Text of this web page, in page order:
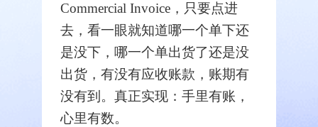
Commercial Invoice，只要点进
去，看一眼就知道哪一个单下还
是没下，哪一个单出货了还是没
出货，有没有应收账款，账期有
没有到。真正实现：手里有账，
心里有数。